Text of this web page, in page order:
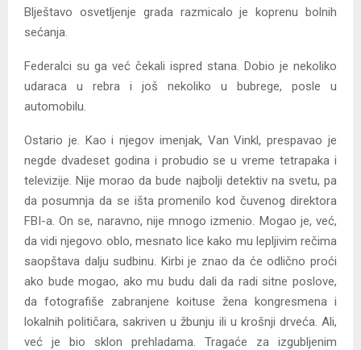
Blještavo osvetljenje grada razmicalo je koprenu bolnih
sećanja.
Federalci su ga već čekali ispred stana. Dobio je nekoliko
udaraca u rebra i još nekoliko u bubrege, posle u
automobilu.
Ostario je. Kao i njegov imenjak, Van Vinkl, prespavao je
negde dvadeset godina i probudio se u vreme tetrapaka i
televizije. Nije morao da bude najbolji detektiv na svetu, pa
da posumnja da se išta promenilo kod čuvenog direktora
FBI-a. On se, naravno, nije mnogo izmenio. Mogao je, već,
da vidi njegovo oblo, mesnato lice kako mu lepljivim rečima
saopštava dalju sudbinu. Kirbi je znao da će odlično proći
ako bude mogao, ako mu budu dali da radi sitne poslove,
da fotografiše zabranjene koituse žena kongresmena i
lokalnih političara, sakriven u žbunju ili u krošnji drveća. Ali,
već je bio sklon prehladama. Tragaće za izgubljenim